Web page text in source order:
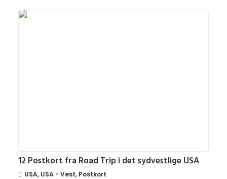
12 Postkort fra Road Trip i det sydvestlige USA
USA, USA - Vest, Postkort